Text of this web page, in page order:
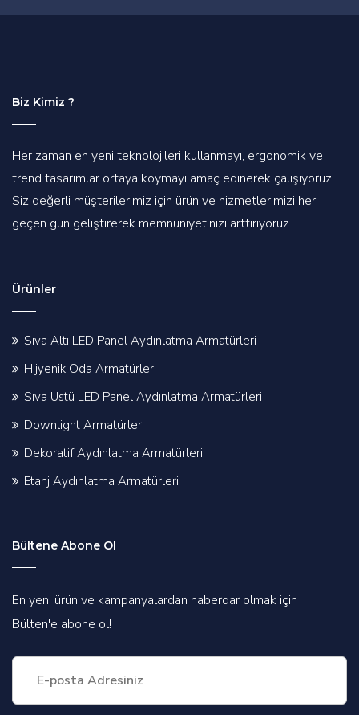
Biz Kimiz ?
Her zaman en yeni teknolojileri kullanmayı, ergonomik ve
trend tasarımlar ortaya koymayı amaç edinerek çalışıyoruz.
Siz değerli müşterilerimiz için ürün ve hizmetlerimizi her
geçen gün geliştirerek memnuniyetinizi arttırıyoruz.
Ürünler
Sıva Altı LED Panel Aydınlatma Armatürleri
Hijyenik Oda Armatürleri
Sıva Üstü LED Panel Aydınlatma Armatürleri
Downlight Armatürler
Dekoratif Aydınlatma Armatürleri
Etanj Aydınlatma Armatürleri
Bültene Abone Ol
En yeni ürün ve kampanyalardan haberdar olmak için
Bülten'e abone ol!